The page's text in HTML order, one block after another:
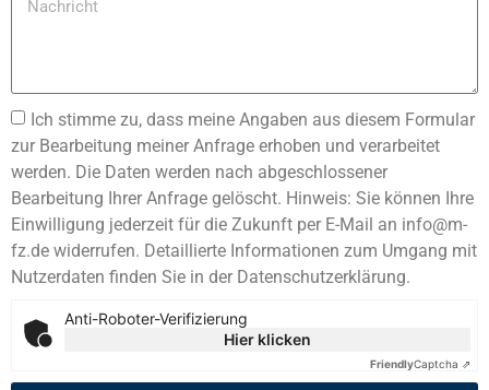
Ich stimme zu, dass meine Angaben aus diesem Formular
zur Bearbeitung meiner Anfrage erhoben und verarbeitet
werden. Die Daten werden nach abgeschlossener
Bearbeitung Ihrer Anfrage gelöscht. Hinweis: Sie können Ihre
Einwilligung jederzeit für die Zukunft per E-Mail an info@m-
fz.de widerrufen. Detaillierte Informationen zum Umgang mit
Nutzerdaten finden Sie in der Datenschutzerklärung.
Anti-Roboter-Verifizierung
Hier klicken
FriendlyCaptcha ⇗